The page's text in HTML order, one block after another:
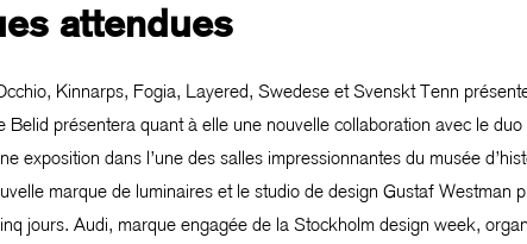
attendues
Kinnarps, Fogia, Layered, Swedese et Svenskt Tenn
présentera quant à elle une nouvelle collaboration avec le
exposition dans l’une des salles impressionnantes du musée
marque de luminaires et le studio de design Gustaf Westman
jours. Audi, marque engagée de la Stockholm design week,